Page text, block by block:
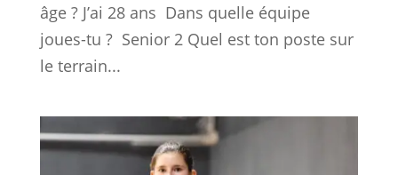
âge ? J’ai 28 ans Dans quelle équipe
joues-tu ? Senior 2 Quel est ton poste sur
le terrain...